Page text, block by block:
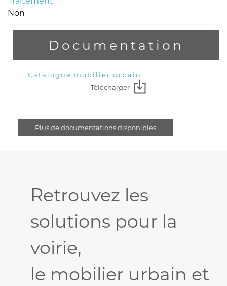
Non
Documentation
Catalogue mobilier urbain
Télécharger
Plus de documentations disponibles
Retrouvez les
solutions pour la
voirie,
le mobilier urbain et